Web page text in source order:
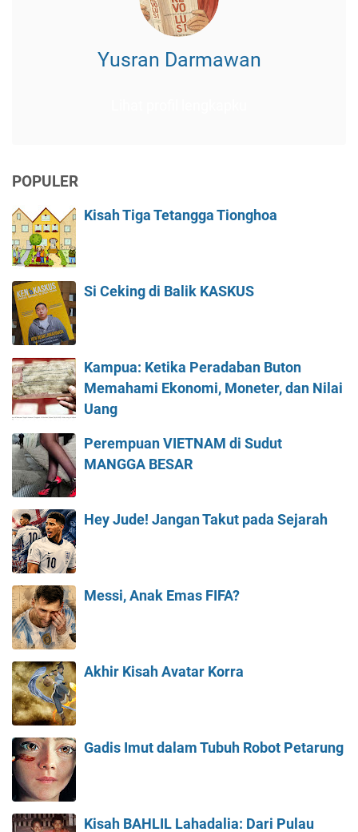
Yusran Darmawan
POPULER
Kisah Tiga Tetangga Tionghoa
Si Ceking di Balik KASKUS
Kampua: Ketika Peradaban Buton
Memahami Ekonomi, Moneter, dan Nilai
Uang
Perempuan VIETNAM di Sudut
MANGGA BESAR
Hey Jude! Jangan Takut pada Sejarah
Messi, Anak Emas FIFA?
Akhir Kisah Avatar Korra
Gadis Imut dalam Tubuh Robot Petarung
Kisah BAHLIL Lahadalia: Dari Pulau